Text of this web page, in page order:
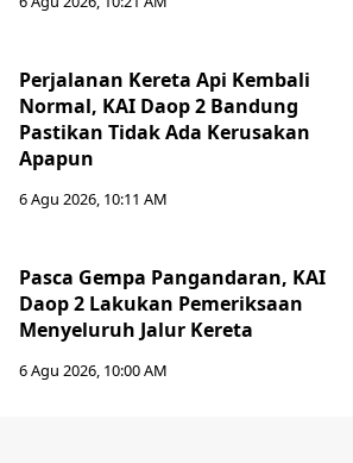
Perjalanan Kereta Api Kembali
Normal, KAI Daop 2 Bandung
Pastikan Tidak Ada Kerusakan
Apapun
6 Agu 2026, 10:11 AM
Pasca Gempa Pangandaran, KAI
Daop 2 Lakukan Pemeriksaan
Menyeluruh Jalur Kereta
6 Agu 2026, 10:00 AM